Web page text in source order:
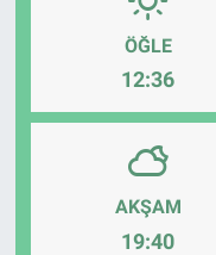
ÖĞLE
12:36
AKŞAM
19:40